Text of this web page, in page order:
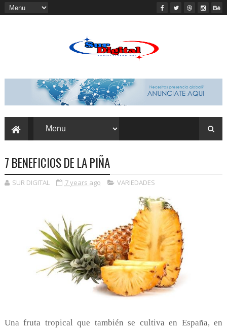
7 BENEFICIOS DE LA PIÑA
SUR DIGITAL 7 years ago VARIEDADES
Una fruta tropical que también se cultiva en España, en